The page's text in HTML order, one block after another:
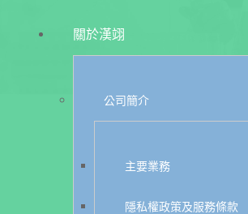
關於漢翊
公司簡介
主要業務
隱私權政策及服務條款